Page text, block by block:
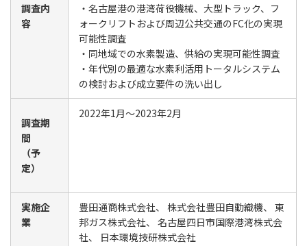
調査内
容
・名古屋港の港湾荷役機械、大型トラック、フ
ォークリフトおよび周辺公共交通のFC化の実現
可能性調査
・同地域での水素製造、供給の実現可能性調査
・年代別の最適な水素利活用トータルシステム
の検討および成立要件の洗い出し
調査期
間
（予
定）
2022年1月～2023年2月
実施企
業
豊田通商株式会社、 株式会社豊田自動織機、 東
邦ガス株式会社、 名古屋四日市国際港湾株式会
社、 日本環境技研株式会社